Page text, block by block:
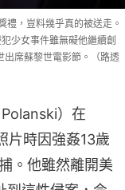
禮，豈料幾乎真的被送走。
少女事件雖無礙他繼續創
出席蘇黎世電影節。（路透
）在
片時因強姦13歲
。他雖然離開美